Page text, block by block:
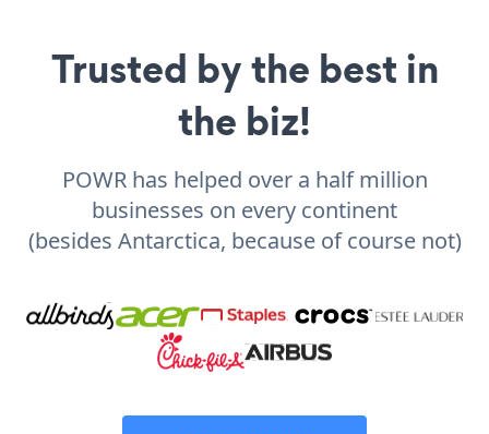
Trusted by the best in
the biz!
POWR has helped over a half million
businesses on every continent
(besides Antarctica, because of course not)